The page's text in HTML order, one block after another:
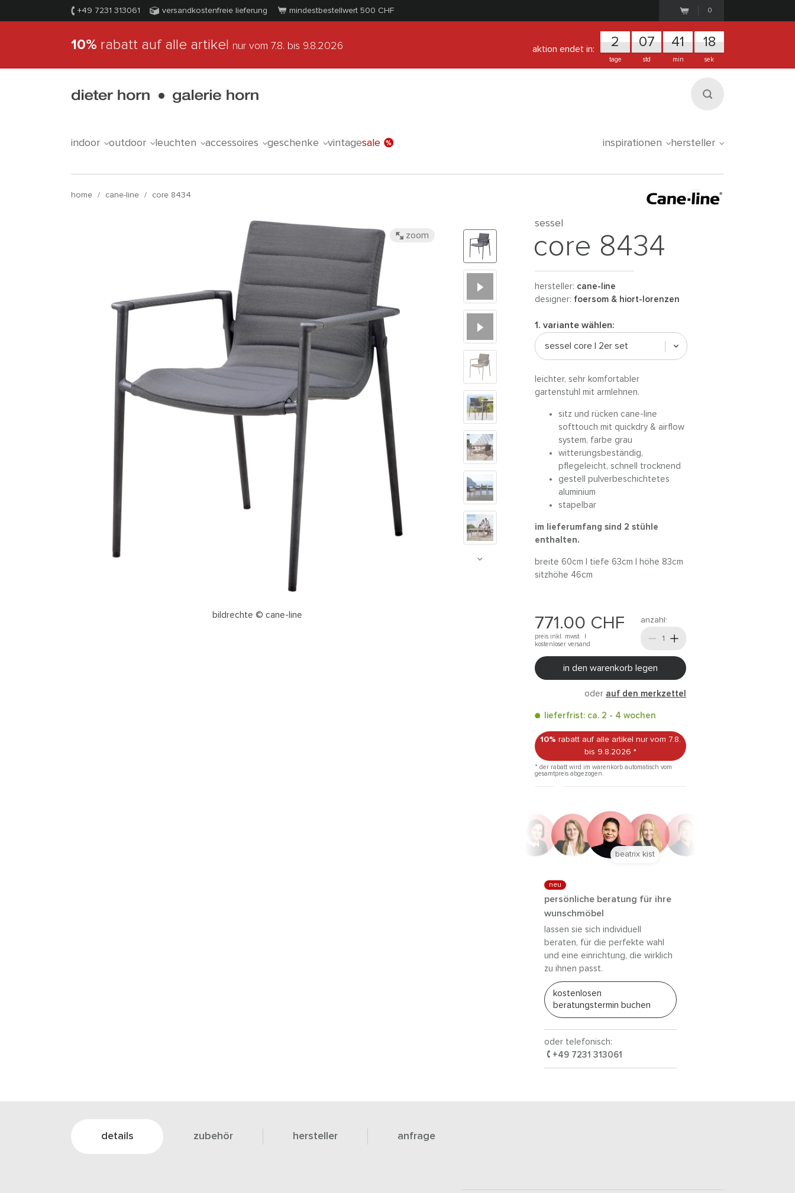
+49 7231 313061 versandkostenfreie lieferung mindestbestellwert 500 CHF 0
10% rabatt auf alle artikel nur vom 7.8. bis 9.8.2026 aktion endet in: 2
tage
07
std
41
min
17
sek
indoor outdoor leuchten accessoires geschenke vintagesale inspirationen hersteller
home / cane-line / core 8434
bildrechte © cane-line
zoom
sessel
core 8434
hersteller: cane-line
designer: foersom & hiort-lorenzen
1. variante wählen:
sessel core | 2er set
leichter, sehr komfortabler
gartenstuhl mit armlehnen.
sitz und rücken cane-line
softtouch mit quickdry & airflow
system, farbe grau
witterungsbeständig,
pflegeleicht, schnell trocknend
gestell pulverbeschichtetes
aluminium
stapelbar
im lieferumfang sind 2 stühle
enthalten.
breite 60cm | tiefe 63cm | höhe 83cm
sitzhöhe 46cm
771.00 CHF
preis inkl. mwst. |
kostenloser versand
anzahl:
in den warenkorb legen
oder auf den merkzettel
lieferfrist: ca. 2 - 4 wochen
10% rabatt auf alle artikel nur vom 7.8.
bis 9.8.2026 *
* der rabatt wird im warenkorb automatisch vom
gesamtpreis abgezogen.
neu
persönliche beratung für ihre
wunschmöbel
lassen sie sich individuell
beraten, für die perfekte wahl
und eine einrichtung, die wirklich
zu ihnen passt.
kostenlosen
beratungstermin buchen
oder telefonisch:
+49 7231 313061
anna trautz
details zubehör hersteller anfrage